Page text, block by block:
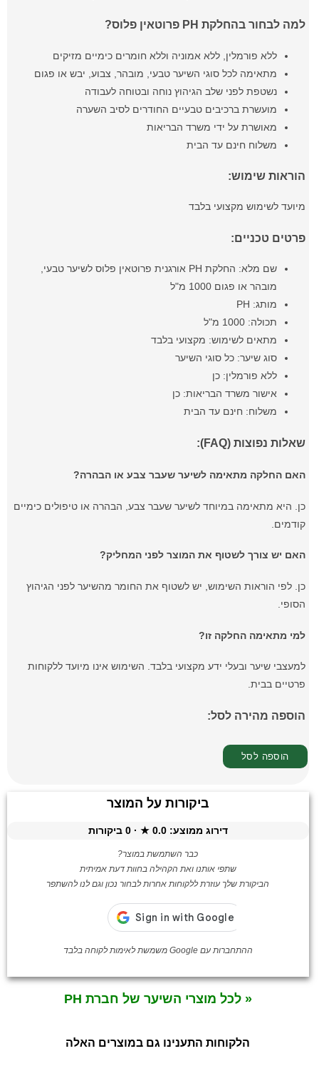
למה לבחור בהחלקת PH פרוטאין פלוס?
ללא פורמלין, ללא אמוניה וללא חומרים כימיים מזיקים
מתאימה לכל סוגי השיער טבעי, מובהר, צבוע, יבש או פגום
נשטפת לפני שלב הגיהוץ נוחה ובטוחה לעבודה
מועשרת ברכיבים טבעיים החודרים לסיב השערה
מאושרת על ידי משרד הבריאות
משלוח חינם עד הבית
הוראות שימוש:
מיועד לשימוש מקצועי בלבד
פרטים טכניים:
שם מלא: החלקת PH אורגנית פרוטאין פלוס לשיער טבעי,
מובהר או פגום 1000 מ"ל
מותג: PH
תכולה: 1000 מ"ל
מתאים לשימוש: מקצועי בלבד
סוג שיער: כל סוגי השיער
ללא פורמלין: כן
אישור משרד הבריאות: כן
משלוח: חינם עד הבית
שאלות נפוצות (FAQ):
האם החלקה מתאימה לשיער שעבר צבע או הבהרה?
כן. היא מתאימה במיוחד לשיער שעבר צבע, הבהרה או טיפולים כימיים
קודמים.
האם יש צורך לשטוף את המוצר לפני המחליק?
כן. לפי הוראות השימוש, יש לשטוף את החומר מהשיער לפני הגיהוץ
הסופי.
למי מתאימה החלקה זו?
למעצבי שיער ובעלי ידע מקצועי בלבד. השימוש אינו מיועד ללקוחות
פרטיים בבית.
הוספה מהירה לסל:
ביקורות על המוצר
דירוג ממוצע:0.0
★ ·
0 ביקורות
כבר השתמשת במוצר?
שתפי אותנו ואת הקהילה בחוות דעת אמיתית
הביקורת שלך עוזרת ללקוחות אחרות לבחור נכון וגם לנו להשתפר
ההתחברות עם Google משמשת לאימות לקוחה בלבד
« לכל מוצרי השיער של חברת PH
הלקוחות התענינו גם במוצרים האלה